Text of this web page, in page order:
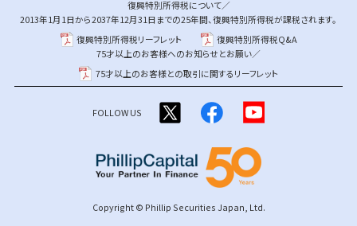
復興特別所得税について／
2013年1月1日から2037年12月31日までの25年間、復興特別所得税が課税されます。
復興特別所得税リーフレット
復興特別所得税Q&A
75才以上のお客様へのお知らせとお願い／
75才以上のお客様との取引に関するリーフレット
FOLLOW US
Copyright © Phillip Securities Japan, Ltd.